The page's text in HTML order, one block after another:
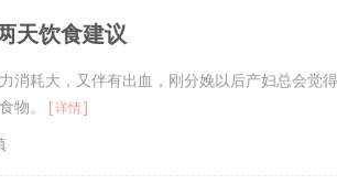
天饮食建议
消耗大，又伴有出血，刚分娩以后产妇总会觉
物。
[详情]